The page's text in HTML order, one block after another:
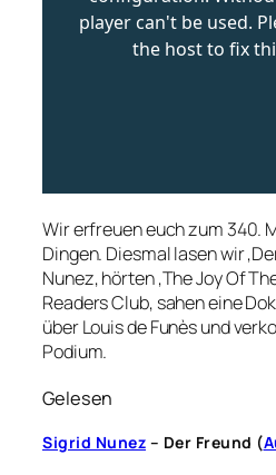
Wir erfreuen euch zum 340.
Dingen. Diesmal lasen wir
Nunez, hörten ‚The Joy Of
Readers Club, sahen eine
über Louis de Funès und
Podium.
Gelesen
Sigrid Nunez – Der Freund (